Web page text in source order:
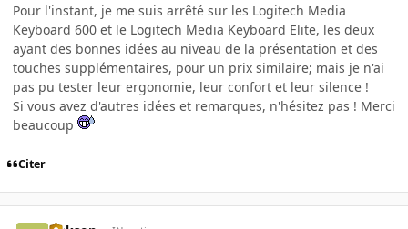
Pour l'instant, je me suis arrêté sur les Logitech Media
Keyboard 600 et le Logitech Media Keyboard Elite, les deux
ayant des bonnes idées au niveau de la présentation et des
touches supplémentaires, pour un prix similaire; mais je n'ai
pas pu tester leur ergonomie, leur confort et leur silence !
Si vous avez d'autres idées et remarques, n'hésitez pas ! Merci
beaucoup
Citer